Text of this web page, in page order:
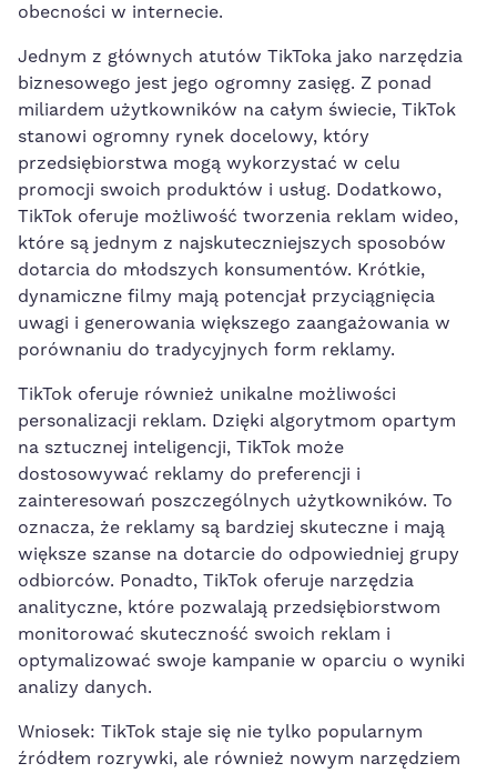
obecności w internecie.
Jednym z głównych atutów TikToka jako ‍narzędzia
biznesowego⁢ jest‍ jego ‌ogromny zasięg. Z ponad‍
miliardem użytkowników na całym‌ świecie, TikTok
stanowi ogromny‌ rynek docelowy, który
przedsiębiorstwa⁣ mogą wykorzystać w celu
promocji swoich produktów i usług. Dodatkowo,
TikTok oferuje możliwość tworzenia⁣ reklam wideo,⁢
które są jednym z najskuteczniejszych sposobów
dotarcia​ do młodszych konsumentów. Krótkie,
dynamiczne filmy mają potencjał przyciągnięcia⁤
uwagi ⁢i generowania większego zaangażowania w
porównaniu do tradycyjnych form reklamy.
TikTok oferuje również⁤ unikalne ​możliwości
personalizacji reklam. Dzięki algorytmom opartym
na sztucznej inteligencji, TikTok może
dostosowywać reklamy do preferencji i
zainteresowań poszczególnych użytkowników. ⁣To
⁣oznacza, że reklamy są bardziej skuteczne i mają
większe szanse ⁤na dotarcie do odpowiedniej grupy
odbiorców. Ponadto, TikTok oferuje narzędzia
analityczne, które pozwalają przedsiębiorstwom
monitorować skuteczność swoich reklam i
optymalizować swoje kampanie w ⁤oparciu o wyniki
analizy danych.
Wniosek: TikTok staje się nie tylko‌ popularnym
źródłem ‍rozrywki, ale również‍ nowym narzędziem